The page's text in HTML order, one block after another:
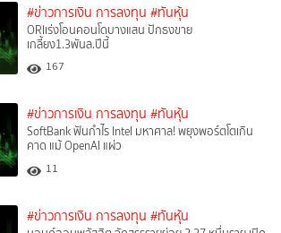
#ข่าวการเงิน การลงทุน #ทันหุ้น
ORIเร่งโอนคอนโดบางแสน ปักธงขาย
เกลี้ยง1.3พันล.ปีนี้
167
#ข่าวการเงิน การลงทุน #ทันหุ้น
SoftBank ฟันกำไร Intel มหาศาล! พยุงพอร์ตโตเกิน
คาด แม้ OpenAI แผ่ว
11
#ข่าวการเงิน การลงทุน #ทันหุ้น